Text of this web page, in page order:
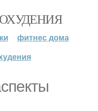
фитнес дома